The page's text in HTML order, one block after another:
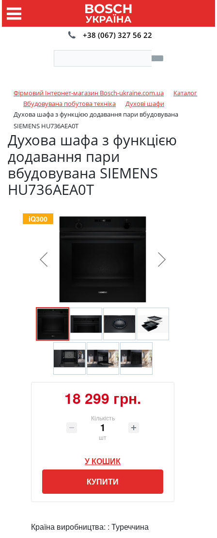
+38 (067) 327 56 22
Фірмовий Інтернет-магазин Bosch-ukraine.com.ua
Каталог
Вбудовувана побутова техніка
Духові шафи
Духова шафа з функцією додавання пари вбудовувана
SIEMENS HU736AEA0T
Духова шафа з функцією
додавання пари
вбудовувана SIEMENS
HU736AEA0T
iQ300
18 299 грн.
Кількість
шт
У КОШИК
КУПИТИ
Країна виробництва: : Туреччина